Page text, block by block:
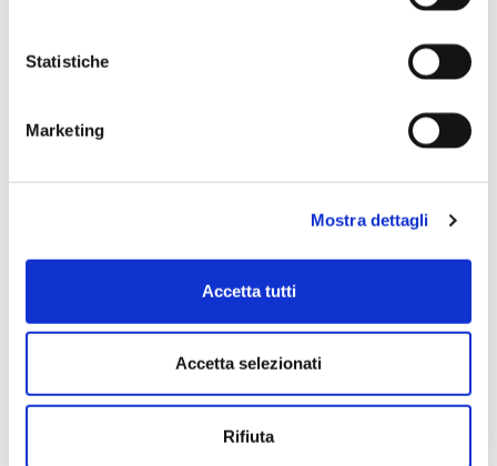
Statistiche
Marketing
Mostra dettagli
Accetta tutti
Accetta selezionati
Rifiuta
profumi di
, connote
e a volte accenni terrosi o
balsamici. I vini più invecchiati possono
sviluppare
sentori di cuoio, tabacco e
sua struttura e la sua intensità. Hatannini
adatto all’invecchiamento che sviluppa
note speziate, di caffè e frutti rossi
maturi come mora e ribes nero.